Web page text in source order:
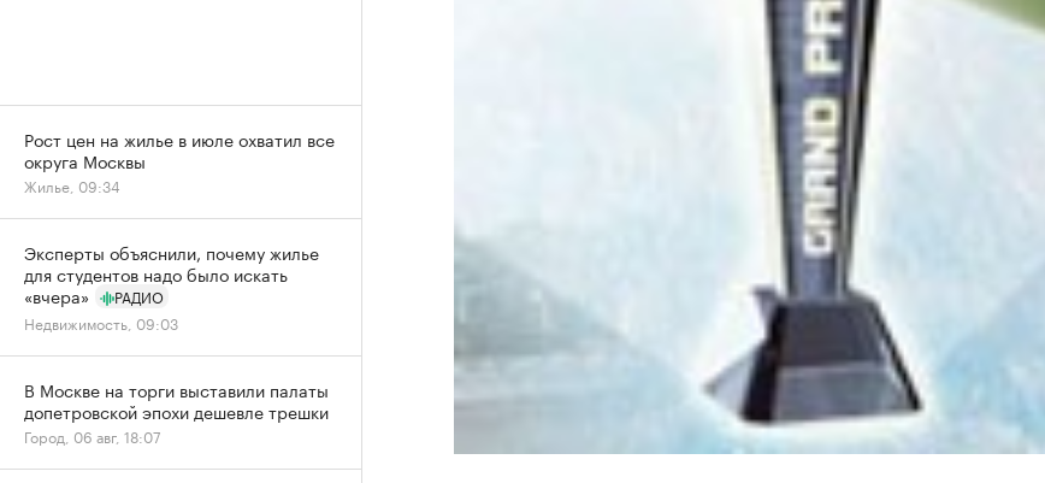
Рост цен на жилье в июле охватил все
округа Москвы
Жилье, 09:34
Эксперты объяснили, почему жилье
для студентов надо было искать
«вчера»
РАДИО
Недвижимость, 09:03
В Москве на торги выставили палаты
допетровской эпохи дешевле трешки
Город, 06 авг, 18:07